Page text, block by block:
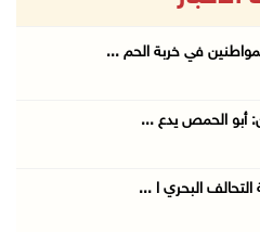
في خربة الحم ...
أبو الحمص يدع ...
البحري ا ...